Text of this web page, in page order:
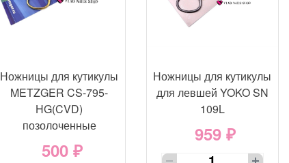
Ножницы для кутикулы
METZGER CS-795-
HG(CVD)
позолоченные
500 ₽
Ножницы для кутикулы
для левшей YOKO SN
109L
959 ₽